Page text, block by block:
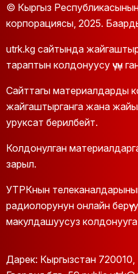
директору
кеңештин
© Кыргыз Республикасынын
корпорациясы, 2025.
utrk.kg сайтында
тараптын колдонуусу үчүн
Сайттагы материалдарды
жайгаштырганга жана
уруксат берилбейт.
Колдонулган
зарыл.
УТРКнын
радиолорунун онлайн
макулдашуусуз
Дарек: Кыргызстан